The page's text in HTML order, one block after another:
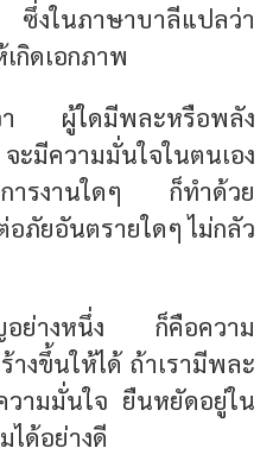
ในภาษาบาลีแปลว่า
กิดเอกภาพ
า ผู้ใดมีพละหรือพลัง
มีความมั่นใจในตนเอง
การงานใดๆ ก็ทำด้วย
อภัยอันตรายใดๆ ไม่กลัว
อย่างหนึ่ง ก็คือความ
างขึ้นให้ได้ ถ้าเรามีพละ
ามมั่นใจ ยืนหยัดอยู่ใน
ได้อย่างดี